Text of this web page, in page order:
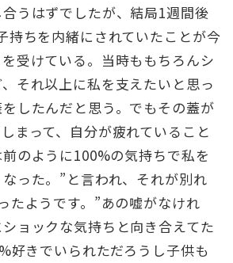
うはずでしたが、結局1週間後
持ちを内緒にされていたことが今
受けている。当時ももちろんシ
それ以上に私を支えたいと思っ
したんだと思う。でもその蓋が
まって、自分が疲れていること
のように100%の気持ちで私を
った。”と言われ、それが別れ
たようです。”あの嘘がなけれ
ョックな気持ちと向き合えてた
好きでいられただろうし子供も